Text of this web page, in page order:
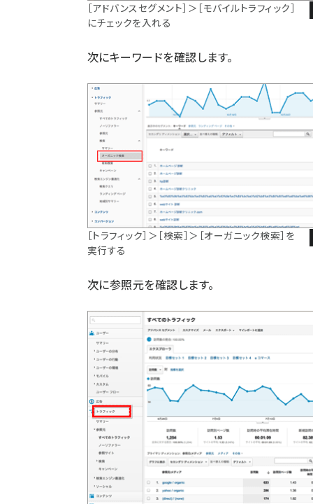
［アドバンスセグメント］＞［モバイルトラフィック］
にチェックを入れる
次にキーワードを確認します。
［トラフィック］＞［検索］＞［オーガニック検索］を
実行する
次に参照元を確認します。